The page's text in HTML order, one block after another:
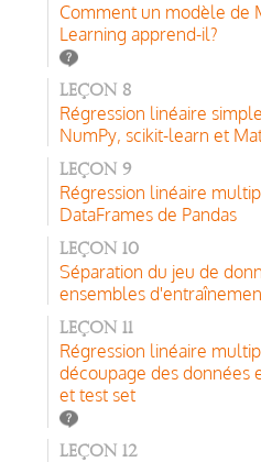
Comment un modèle de
Learning apprend-il?
Leçon 8
Régression linéaire
NumPy, scikit-learn et
Leçon 9
Régression linéaire
DataFrames de Pandas
Leçon 10
Séparation du jeu de
ensembles
Leçon 11
Régression linéaire
découpage des données
et test set
Leçon 12